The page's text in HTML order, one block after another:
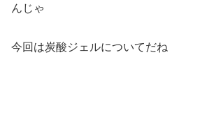
んじゃ
今回は炭酸ジェルについてだね